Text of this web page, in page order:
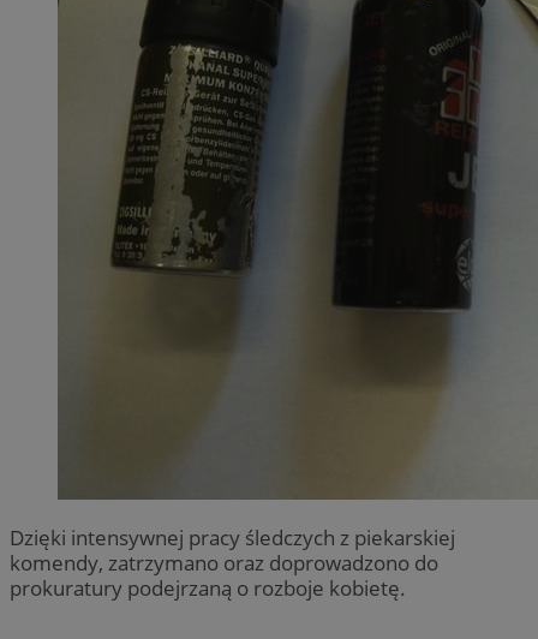
Dzięki intensywnej pracy śledczych z piekarskiej
komendy, zatrzymano oraz doprowadzono do
prokuratury podejrzaną o rozboje kobietę.